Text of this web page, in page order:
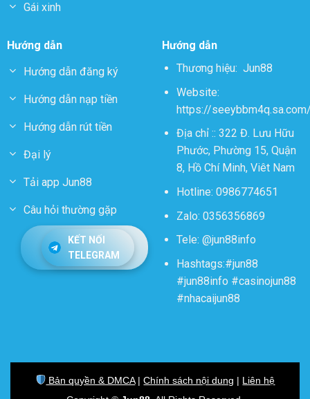
Gái xinh
Hướng dẫn
Hướng dẫn đăng ký
Hướng dẫn nạp tiền
Hướng dẫn rút tiền
Đại lý
Tải app Jun88
Câu hỏi thường gặp
KẾT NỐI
TELEGRAM
Hướng dẫn
Thương hiệu: Jun88
Website:
https://
Địa chỉ :: 322 Đ. Lưu Hữu
Phước, Phường 15, Quận
8, Hồ Chí Minh, Viêt Nam
Hotline: 0986774651
Zalo: 0356356869
Tele: @jun88info
Hashtags:#jun88
#jun88info #casinojun88
#nhacaijun88
Bản quyền & DMCA|Chính sách nội dung | Liên hệ